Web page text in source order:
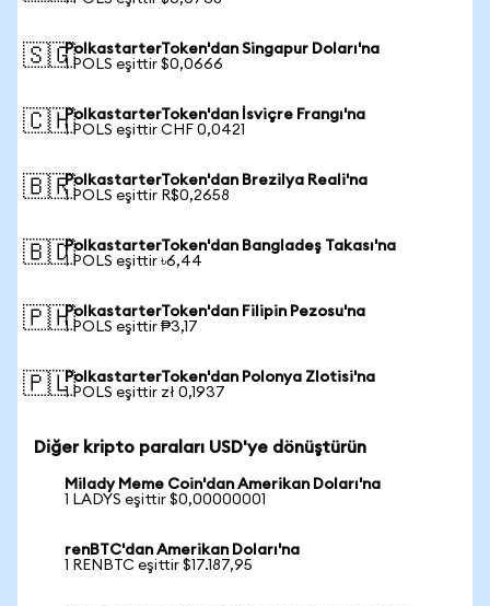
🇸🇬PolkastarterToken'dan Singapur Doları'na
1 POLS eşittir $0,0666
🇨🇭PolkastarterToken'dan İsviçre Frangı'na
1 POLS eşittir CHF 0,0421
🇧🇷PolkastarterToken'dan Brezilya Reali'na
1 POLS eşittir R$0,2658
🇧🇩PolkastarterToken'dan Bangladeş Takası'na
1 POLS eşittir ৳6,44
🇵🇭PolkastarterToken'dan Filipin Pezosu'na
1 POLS eşittir ₱3,17
🇵🇱PolkastarterToken'dan Polonya Zlotisi'na
1 POLS eşittir zł 0,1937
Diğer kripto paraları USD'ye dönüştürün
Milady Meme Coin'dan Amerikan Doları'na
1 LADYS eşittir $0,00000001
renBTC'dan Amerikan Doları'na
1 RENBTC eşittir $17.187,95